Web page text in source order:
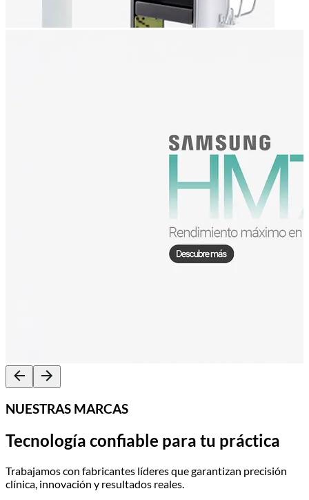
NUESTRAS MARCAS
Tecnología confiable para tu práctica
Trabajamos con fabricantes líderes que garantizan precisión
clínica, innovación y resultados reales.